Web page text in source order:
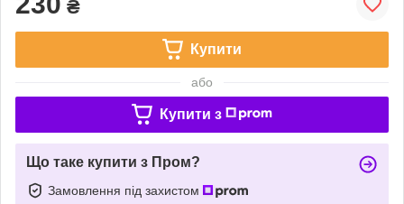
₴
Купити
або
Купити з
Що таке купити з Пром?
Замовлення під захистом